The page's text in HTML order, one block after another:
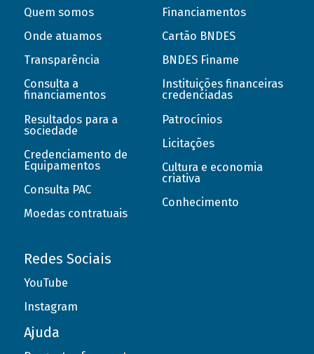
Quem somos
Onde atuamos
Transparência
Consulta a
financiamentos
Resultados para a
sociedade
Credenciamento de
Equipamentos
Consulta PAC
Moedas contratuais
Financiamentos
Cartão BNDES
BNDES Finame
Instituições financeiras
credenciadas
Patrocínios
Licitações
Cultura e economia
criativa
Conhecimento
Redes Sociais
YouTube
Instagram
Ajuda